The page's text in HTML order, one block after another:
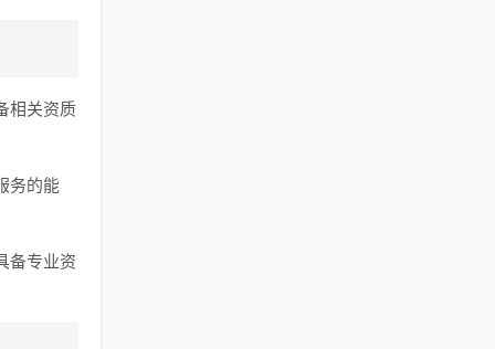
相关资质
务的能
备专业资